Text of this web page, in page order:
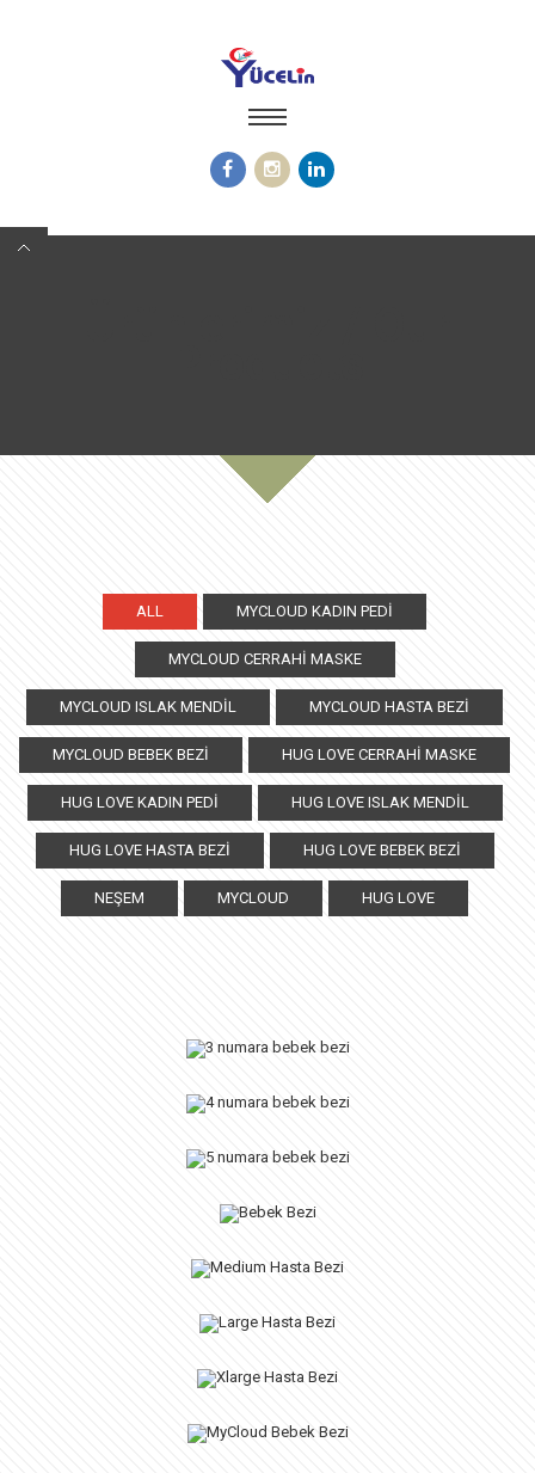
ALL MYCLOUD KADIN PEDI
MYCLOUD CERRAHI MASKE
MYCLOUD ISLAK MENDIL MYCLOUD HASTA BEZI
MYCLOUD BEBEK BEZI HUG LOVE CERRAHI MASKE
HUG LOVE KADIN PEDI HUG LOVE ISLAK MENDIL
HUG LOVE HASTA BEZI HUG LOVE BEBEK BEZI
NEŞEM MYCLOUD HUG LOVE